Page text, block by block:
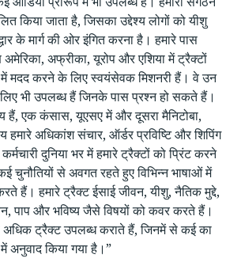
किया जाता है, जिसका उद्देश्य लोगों को यीशु
के मार्ग की ओर इंगित करना है। हमारे पास
अमेरिका, अफ्रीका, यूरोप और एशिया में ट्रैक्टों
मदद करने के लिए स्वयंसेवक मिशनरी हैं। वे उन
भी उपलब्ध हैं जिनके पास प्रश्न हो सकते हैं।
हैं, एक कंसास, यूएसए में और दूसरा मैनिटोबा,
हमारे अधिकांश संचार, ऑर्डर प्रविष्टि और शिपिंग
दुनिया भर में हमारे ट्रैक्टों को प्रिंट करने
चुनौतियों से अवगत रहते हुए विभिन्न भाषाओं में
हैं। हमारे ट्रैक्ट ईसाई जीवन, यीशु, नैतिक मुद्दे,
पाप और भविष्य जैसे विषयों को कवर करते हैं।
ट्रैक्ट उपलब्ध कराते हैं, जिनमें से कई का
अनुवाद किया गया है।”